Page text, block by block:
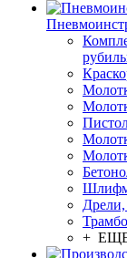
Дрели,
+